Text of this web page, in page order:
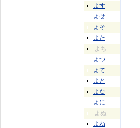
よす
よせ
よそ
よた
よち
よつ
よて
よと
よな
よに
よぬ
よね